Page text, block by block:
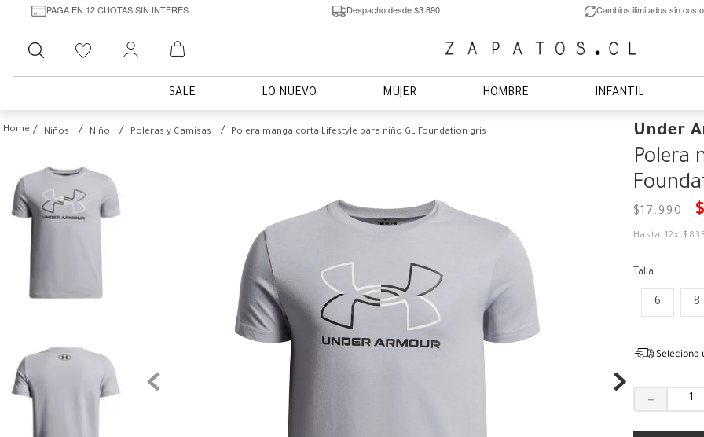
PAGA EN 12 CUOTAS SIN INTERÉS Despacho desde $3.890 Cambios ilimitados sin costo
Buscar
SALE LO NUEVO MUJER HOMBRE INFANTIL
Niños Niño Poleras y Camisas Polera manga corta Lifestyle para niño GL Foundation gris Under
Polera
$17.990 $
Hasta 12x $ 833
Talla
6 8
Seleciona
－